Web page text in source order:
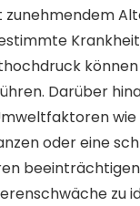
zunehmendem
Darüber
oder eine
zu